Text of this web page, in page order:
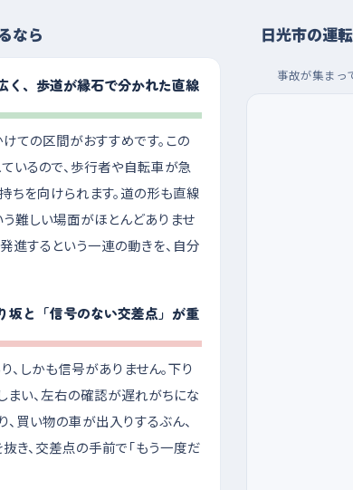
なら
、歩道が縁石で分かれた直線
ての区間がおすすめです。この
いるので、歩行者や自転車が急
ちを向けられます。道の形も直線
う難しい場面がほとんどありませ
進するという一連の動きを、自分
と「信号のない交差点」が重
しかも信号がありません。下り
まい、左右の確認が遅れがちにな
買い物の車が出入りするぶん、
き、交差点の手前で「もう一度だ
日光市の運
事故が集まっ